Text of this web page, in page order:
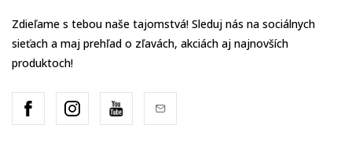
Zdieľame s tebou naše tajomstvá! Sleduj nás na sociálnych
sieťach a maj prehľad o zľavách, akciách aj najnovších
produktoch!